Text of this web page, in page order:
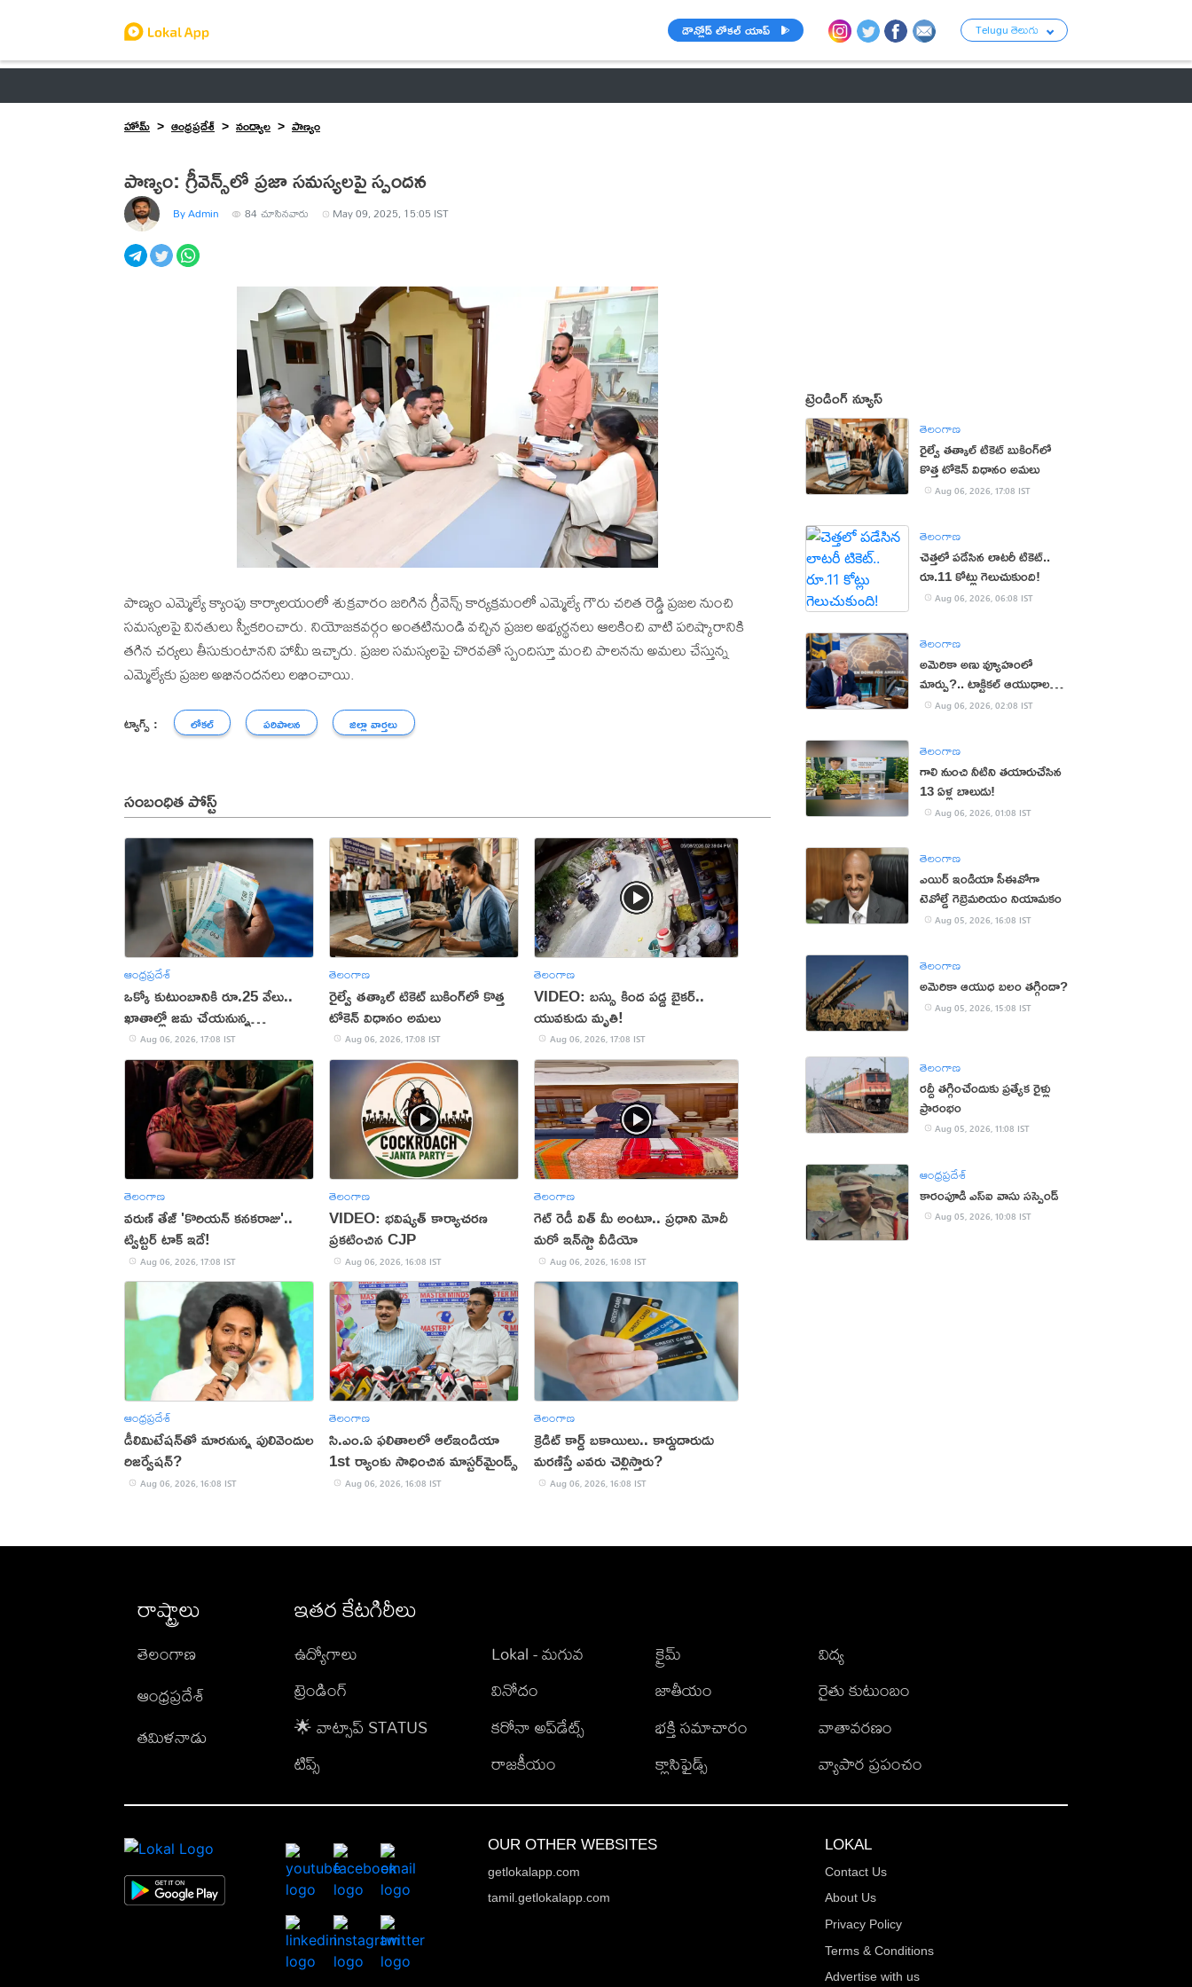
డౌన్లోడ్ లోకల్ యాప్ Telugu తెలుగు
హోమ్
ఆంధ్రప్రదేశ్ నంద్యాల పాణ్యం
పాణ్యం: గ్రీవెన్స్‌లో ప్రజా సమస్యలపై స్పందన
By Admin 84చూసినవారు May 09, 2025, 15:05 IST
పాణ్యం ఎమ్మెల్యే క్యాంపు కార్యాలయంలో శుక్రవారం జరిగిన గ్రీవెన్స్ కార్యక్రమంలో ఎమ్మెల్యే గౌరు చరిత రెడ్డి ప్రజల నుంచి
సమస్యలపై వినతులు స్వీకరించారు. నియోజకవర్గం అంతటినుండి వచ్చిన ప్రజల అభ్యర్థనలు ఆలకించి వాటి పరిష్కారానికి
తగిన చర్యలు తీసుకుంటానని హామీ ఇచ్చారు. ప్రజల సమస్యలపై చొరవతో స్పందిస్తూ మంచి పాలనను అమలు చేస్తున్న
ఎమ్మెల్యేకు ప్రజల అభినందనలు లభించాయి.
ట్యాగ్స్ : లోకల్ పరిపాలన జిల్లా వార్తలు
సంబంధిత పోస్ట్
ఆంధ్రప్రదేశ్
ఒక్కో కుటుంబానికి రూ.25 వేలు..
ఖాతాల్లో జ‌మ చేయ‌నున్న
ప్ర‌భుత్వం..!
Aug 06, 2026, 17:08 IST
తెలంగాణ
రైల్వే తత్కాల్ టికెట్ బుకింగ్‌లో కొత్త
టోకెన్ విధానం అమలు
Aug 06, 2026, 17:08 IST
తెలంగాణ
VIDEO: బస్సు కింద పడ్డ బైకర్..
యువకుడు మృతి!
Aug 06, 2026, 17:08 IST
తెలంగాణ
వరుణ్ తేజ్ 'కొరియన్ కనకరాజు'..
ట్విట్టర్ టాక్ ఇదే!
Aug 06, 2026, 17:08 IST
తెలంగాణ
VIDEO: భవిష్యత్ కార్యాచరణ
ప్రకటించిన CJP
Aug 06, 2026, 16:08 IST
తెలంగాణ
గెట్ రెడీ విత్ మీ అంటూ.. ప్రధాని మోదీ
మరో ఇన్‌స్టా వీడియో
Aug 06, 2026, 16:08 IST
ఆంధ్రప్రదేశ్
డీలిమిటేషన్‌తో మారనున్న పులివెందుల
రిజర్వేషన్?
Aug 06, 2026, 16:08 IST
తెలంగాణ
సి.ఎం.ఏ ఫలితాలలో ఆల్ఇండియా
1st ర్యాంకు సాధించిన మాస్టర్‌మైండ్స్
Aug 06, 2026, 16:08 IST
తెలంగాణ
క్రెడిట్ కార్డ్ బకాయిలు.. కార్డుదారుడు
మరణిస్తే ఎవరు చెల్లిస్తారు?
Aug 06, 2026, 16:08 IST
ట్రెండింగ్ న్యూస్
తెలంగాణ
రైల్వే తత్కాల్ టికెట్ బుకింగ్‌లో
కొత్త టోకెన్ విధానం అమలు
Aug 06, 2026, 17:08 IST
తెలంగాణ
చెత్తలో పడేసిన లాటరీ టికెట్..
రూ.11 కోట్లు గెలుచుకుంది!
Aug 06, 2026, 06:08 IST
తెలంగాణ
అమెరికా అణు వ్యూహంలో
మార్పు?.. టాక్టికల్ ఆయుధాలకు
ప్రాధాన్యం!
Aug 06, 2026, 02:08 IST
తెలంగాణ
గాలి నుంచి నీటిని తయారుచేసిన
13 ఏళ్ల బాలుడు!
Aug 06, 2026, 01:08 IST
తెలంగాణ
ఎయిర్ ఇండియా సీఈవోగా
టెవోల్డే గెబ్రెమరియం నియామకం
Aug 05, 2026, 16:08 IST
తెలంగాణ
అమెరికా ఆయుధ బలం తగ్గిందా?
Aug 05, 2026, 15:08 IST
తెలంగాణ
రద్దీ తగ్గించేందుకు ప్రత్యేక రైళ్లు
ప్రారంభం
Aug 05, 2026, 11:08 IST
ఆంధ్రప్రదేశ్
కారంపూడి ఎస్ఐ వాసు స‌స్పెండ్‌
Aug 05, 2026, 10:08 IST
రాష్ట్రాలు
తెలంగాణ
ఆంధ్రప్రదేశ్
తమిళనాడు
ఇతర కేటగిరీలు
ఉద్యోగాలు
ట్రెండింగ్
🌟 వాట్సాప్ STATUS
టిప్స్
Lokal - మగువ
వినోదం
కరోనా అప్‌డేట్స్
రాజకీయం
క్రైమ్
జాతీయం
భక్తి సమాచారం
క్లాసిఫైడ్స్
విద్య
రైతు కుటుంబం
వాతావరణం
వ్యాపార ప్రపంచం
OUR OTHER WEBSITES
getlokalapp.com
tamil.getlokalapp.com
LOKAL
Contact Us
About Us
Privacy Policy
Terms & Conditions
Advertise with us